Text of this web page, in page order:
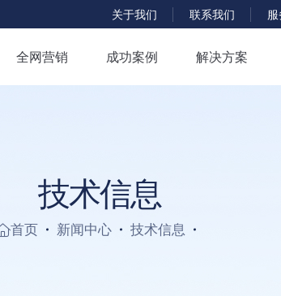
关于我们 联系我们
全网营销 成功案例 解决方案
技术信息
首页 新闻中心 技术信息